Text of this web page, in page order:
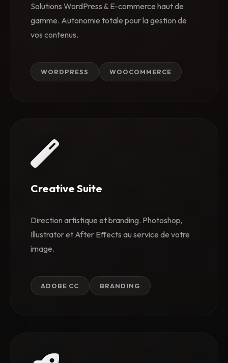
Solutions WordPress & E-commerce haut de
gamme. Autonomie totale pour la gestion de
vos contenus.
WORDPRESS WOOCOMMERCE
Creative Suite
Direction artistique et branding. Photoshop,
Illustrator et After Effects au service de votre
image.
ADOBE CC BRANDING